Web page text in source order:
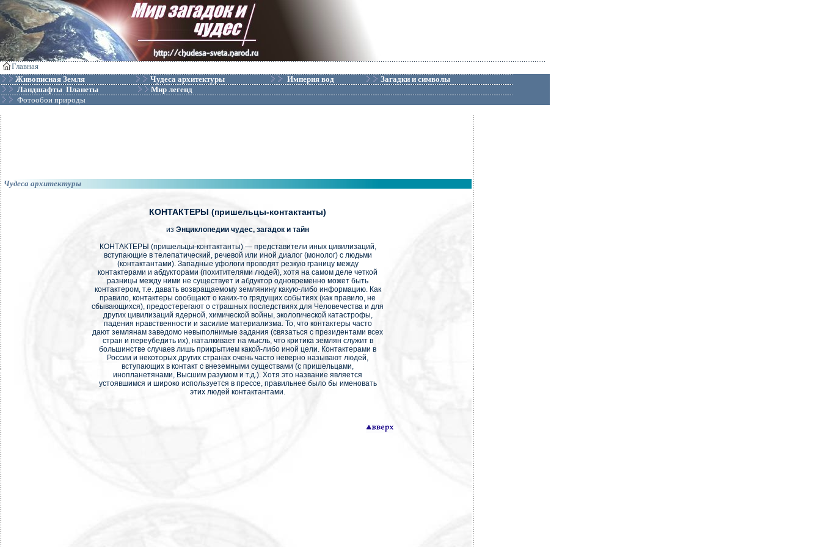
Главная
Живописная Земля
Чудеса архитектуры Империя вод
Загадки и символы
Ландшафты Планеты
Мир легенд
Фотообои природы
Чудеса архитектуры
КОНТАКТЕРЫ (пришельцы-контактанты)
из Энциклопедии чудес, загадок и тайн
КОНТАКТЕРЫ (пришельцы-контактанты) — представители иных цивилизаций,
вступающие в телепатический, речевой или иной диалог (монолог) с людьми
(контактантами). Западные уфологи проводят резкую границу между
контактерами и абдукторами (похитителями людей), хотя на самом деле четкой
разницы между ними не существует и абдуктор одновременно может быть
контактером, т.е. давать возвращаемому землянину какую-либо информацию. Как
правило, контактеры сообщают о каких-то грядущих событиях (как правило, не
сбывающихся), предостерегают о страшных последствиях для Человечества и для
других цивилизаций ядерной, химической войны, экологической катастрофы,
падения нравственности и засилие материализма. То, что контактеры часто
дают землянам заведомо невыполнимые задания (связаться с президентами всех
стран и переубедить их), наталкивает на мысль, что критика землян служит в
большинстве случаев лишь прикрытием какой-либо иной цели. Контактерами в
России и некоторых других странах очень часто неверно называют людей,
вступающих в контакт с внеземными существами (с пришельцами,
инопланетянами, Высшим разумом и т.д.). Хотя это название является
устоявшимся и широко используется в прессе, правильнее было бы именовать
этих людей контактантами.